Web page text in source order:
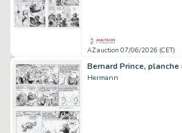
AZ auction 07/06/2026 (CET)
Hermann